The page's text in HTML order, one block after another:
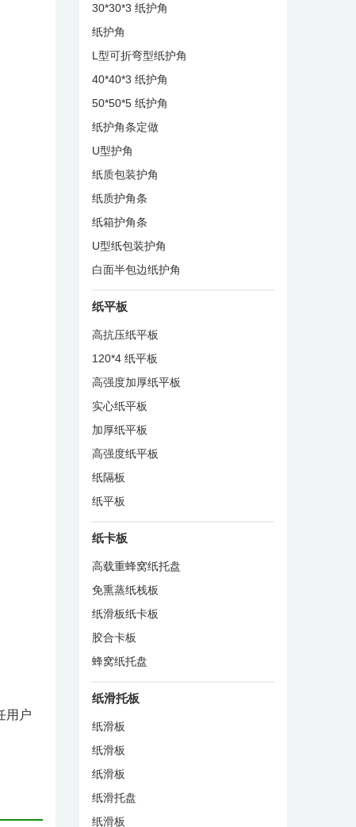
用户
30*30*3 纸护角
纸护角
L型可折弯型纸护角
40*40*3 纸护角
50*50*5 纸护角
纸护角条定做
U型护角
纸质包装护角
纸质护角条
纸箱护角条
U型纸包装护角
白面半包边纸护角
纸平板
高抗压纸平板
120*4 纸平板
高强度加厚纸平板
实心纸平板
加厚纸平板
高强度纸平板
纸隔板
纸平板
纸卡板
高载重蜂窝纸托盘
免熏蒸纸栈板
纸滑板纸卡板
胶合卡板
蜂窝纸托盘
纸滑托板
纸滑板
纸滑板
纸滑板
纸滑托盘
纸滑板